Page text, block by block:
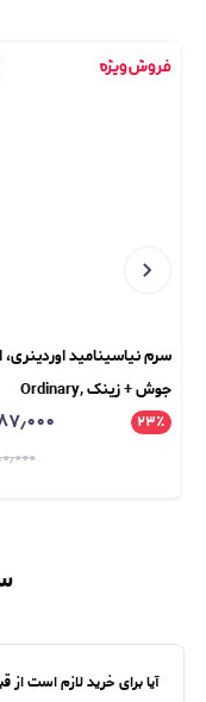
سرم نیاسینامید
جوش + زینک Ordinary,
10% + Zinc 1%
۲۳٪
آیا برای خرید لازم است